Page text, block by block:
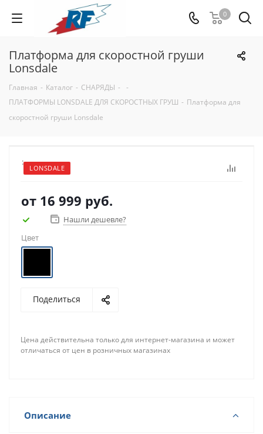
0
Платформа для скоростной груши
Lonsdale
Главная - Каталог - СНАРЯДЫ -
-
ПЛАТФОРМЫ LONSDALE ДЛЯ СКОРОСТНЫХ ГРУШ - Платформа для
скоростной груши Lonsdale
LONSDALE
:
от 16 999 руб.
Нашли дешевле?
Цвет
Поделиться
Цена действительна только для интернет-магазина и может
отличаться от цен в розничных магазинах
Описание